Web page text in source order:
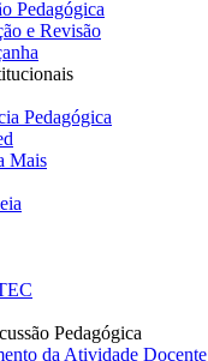
Pedagógica
e Revisão
Pedagógica
Mais
Pedagógica
da Atividade Docente